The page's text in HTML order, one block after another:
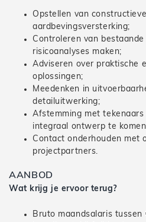
Opstellen van
aardbevingsversterking;
Controleren van
risicoanalyses maken;
Adviseren over praktische
oplossingen;
Meedenken in
detailuitwerking;
Afstemming met
integraal ontwerp te
Contact onderhouden met
projectpartners.
AANBOD
Wat krijg je ervoor terug?
Bruto maandsalaris tussen